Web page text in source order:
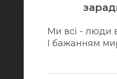
Ми всі - люди
І бажанням